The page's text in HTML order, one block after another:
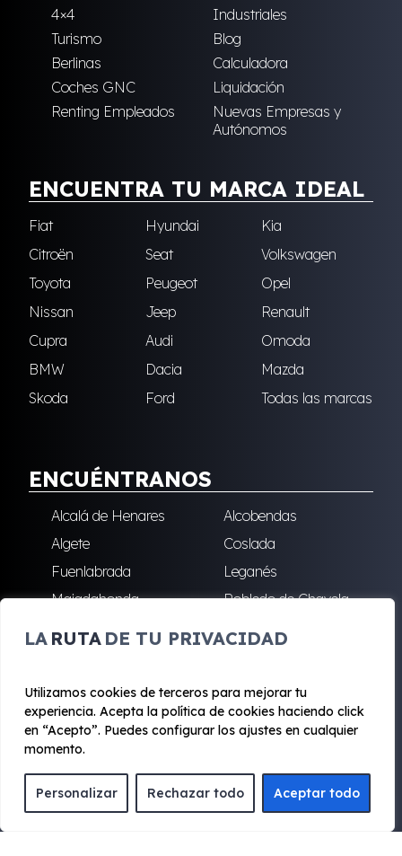
LA RUTA DE TU PRIVACIDAD
Utilizamos cookies de terceros para mejorar tu
experiencia. Acepta la política de cookies haciendo click
en “Acepto”. Puedes configurar los ajustes en cualquier
momento.
Personalizar Rechazar todo Aceptar todo
4×4
Industriales
Turismo
Blog
Berlinas
Calculadora
Coches GNC
Liquidación
Renting Empleados
Nuevas Empresas y
Autónomos
ENCUENTRA TU MARCA IDEAL
Fiat Hyundai
Kia
Citroën
Seat
Volkswagen
Toyota
Peugeot
Opel
Nissan
Jeep
Renault
Cupra
Audi
Omoda
BMW
Dacia
Mazda
Skoda
Ford Todas las marcas
ENCUÉNTRANOS
Alcalá de Henares
Alcobendas
Algete
Coslada
Fuenlabrada
Leganés
Majadahonda
Robledo de Chavela
Reyes
© 2020 - 2026 Renting Mad
Aviso legal y Privacidad